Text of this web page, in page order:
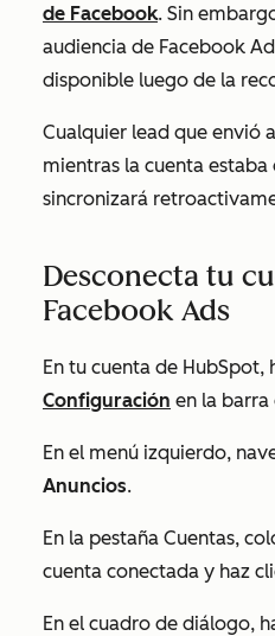
de Facebook. Sin
audiencia de Facebook
disponible luego de la
Cualquier lead que envió
mientras la cuenta estaba
sincronizará
Desconecta tu
Facebook Ads
En tu cuenta de HubSpot,
Configuración en la barra
En el menú izquierdo,
Anuncios.
En la pestaña Cuentas,
cuenta conectada y haz
En el cuadro de diálogo,